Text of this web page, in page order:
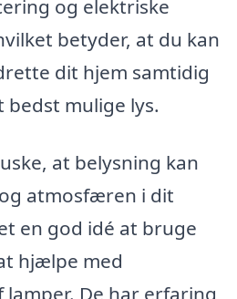
og elektriske
betyder, at du kan
dit hjem samtidig
mulige lys.
at belysning kan
atmosfæren i dit
en god idé at bruge
hjælpe med
De har erfaring